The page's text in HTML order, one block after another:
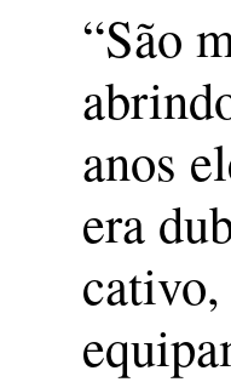
“São
anos
era
cativo,